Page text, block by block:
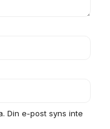
Din e-post syns inte